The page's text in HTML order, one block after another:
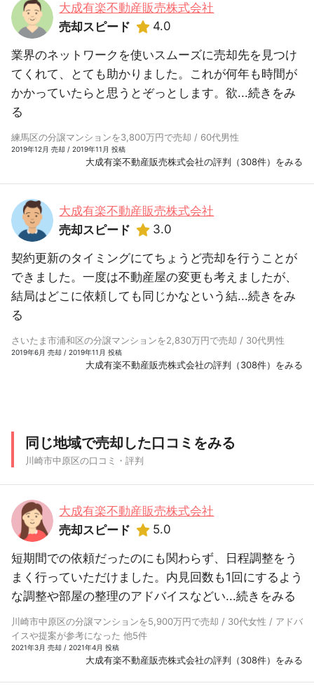
大成有楽不動産販売株式会社
売却スピード
4.0
業界のネットワークを使いスムーズに売却先を見つけ
てくれて、とても助かりました。これが何年も時間が
かかっていたらと思うとぞっとします。欲...続きをみ
る
練馬区の分譲マンションを3,800万円で売却 / 60代男性
2019年12月 売却 / 2019年11月 投稿
大成有楽不動産販売株式会社の評判（308件）をみる
大成有楽不動産販売株式会社
売却スピード
3.0
契約更新のタイミングにてちょうど売却を行うことが
できました。一度は不動産屋の変更も考えましたが、
結局はどこに依頼しても同じかなという結...続きをみ
る
さいたま市浦和区の分譲マンションを2,830万円で売却 / 30代男性
2019年6月 売却 / 2019年11月 投稿
大成有楽不動産販売株式会社の評判（308件）をみる
同じ地域で売却した口コミをみる
川崎市中原区の口コミ・評判
大成有楽不動産販売株式会社
売却スピード
5.0
短期間での依頼だったのにも関わらず、日程調整をう
まく行っていただけました。内見回数も1回にするよう
な調整や部屋の整理のアドバイスなどい...続きをみる
川崎市中原区の分譲マンションを5,900万円で売却 / 30代女性 / アドバ
イスや提案が参考になった 他5件
2021年3月 売却 / 2021年4月 投稿
大成有楽不動産販売株式会社の評判（308件）をみる